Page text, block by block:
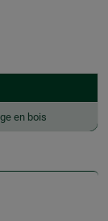
en bois